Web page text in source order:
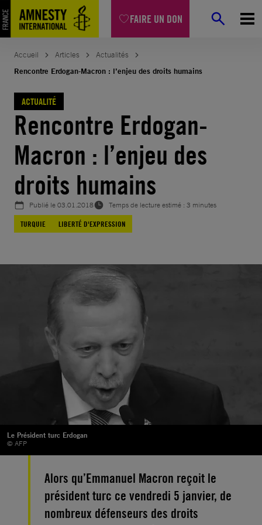
FAIRE UN DON
Aller
au
contenu
Accueil Articles
Actualités
Rencontre Erdogan-Macron : l’enjeu des droits humains
ACTUALITÉ
Rencontre Erdogan-
Macron : l’enjeu des
droits humains
Publié le03.01.2018
Temps de lecture estimé : 3 minutes
TURQUIE
LIBERTÉ D'EXPRESSION
Le Président turc Erdogan
© AFP
Alors qu’Emmanuel Macron reçoit le
président turc ce vendredi 5 janvier, de
nombreux défenseurs des droits